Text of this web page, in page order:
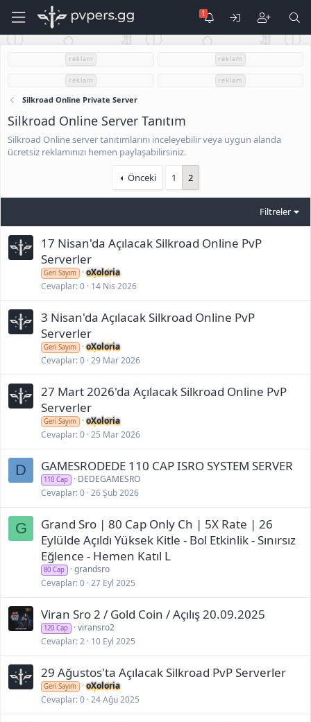
reklam reklam
reklam reklam
Silkroad Online Private Server
Silkroad Online Server Tanıtım
Silkroad Online server tanıtımlarını inceleyebilir veya uygun alanda
ücretsiz reklamınızı hemen paylaşabilirsiniz.
Önceki 1 2
Filtreler
17 Nisan'da Açılacak Silkroad Online PvP
Serverler
Geri Sayım
oXoloria
Cevaplar 0 14 Nis 2026
3 Nisan'da Açılacak Silkroad Online PvP
Serverler
Geri Sayım
oXoloria
Cevaplar 0 29 Mar 2026
27 Mart 2026'da Açılacak Silkroad Online PvP
Serverler
Geri Sayım
oXoloria
Cevaplar 0 25 Mar 2026
D GAMESRODEDE 110 CAP ISRO SYSTEM SERVER
110 Cap
DEDEGAMESRO
Cevaplar 0 26 Şub 2026
G
Grand Sro | 80 Cap Only Ch | 5X Rate | 26
Eylülde Açıldı Yüksek Kitle - Bol Etkinlik - Sınırsız
Eğlence - Hemen Katıl L
80 Cap
grandsro
Cevaplar 0 27 Eyl 2025
Viran Sro 2 / Gold Coin / Açılış 20.09.2025
120 Cap
viransro2
Cevaplar 2 10 Eyl 2025
29 Ağustos'ta Açılacak Silkroad PvP Serverler
Geri Sayım
oXoloria
Cevaplar 0 24 Ağu 2025